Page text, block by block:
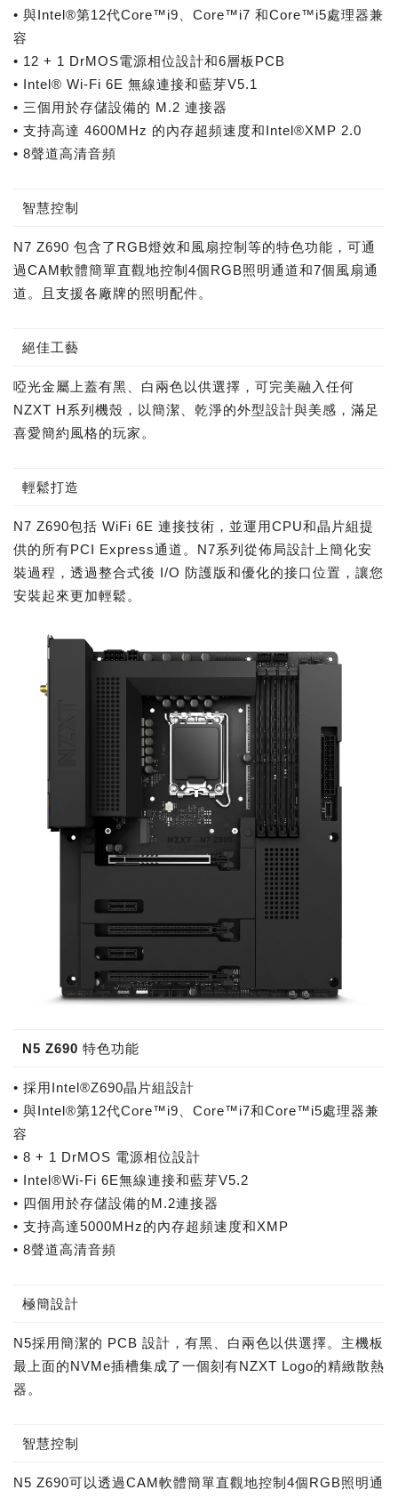
• 與Intel®第12代Core™i9、Core™i7 和Core™i5處理器兼
容
• 12 + 1 DrMOS電源相位設計和6層板PCB
• Intel® Wi-Fi 6E 無線連接和藍芽V5.1
• 三個用於存儲設備的 M.2 連接器
• 支持高達 4600MHz 的內存超頻速度和Intel®XMP 2.0
• 8聲道高清音頻
智慧控制
N7 Z690 包含了RGB燈效和風扇控制等的特色功能，可通
過CAM軟體簡單直觀地控制4個RGB照明通道和7個風扇通
道。且支援各廠牌的照明配件。
絕佳工藝
啞光金屬上蓋有黑、白兩色以供選擇，可完美融入任何
NZXT H系列機殼，以簡潔、乾淨的外型設計與美感，滿足
喜愛簡約風格的玩家。
輕鬆打造
N7 Z690包括 WiFi 6E 連接技術，並運用CPU和晶片組提
供的所有PCI Express通道。N7系列從佈局設計上簡化安
裝過程，透過整合式後 I/O 防護版和優化的接口位置，讓您
安裝起來更加輕鬆。
N5 Z690 特色功能
• 採用Intel®Z690晶片組設計
• 與Intel®第12代Core™i9、Core™i7和Core™i5處理器兼
容
• 8 + 1 DrMOS 電源相位設計
• Intel®Wi-Fi 6E無線連接和藍芽V5.2
• 四個用於存儲設備的M.2連接器
• 支持高達5000MHz的內存超頻速度和XMP
• 8聲道高清音頻
極簡設計
N5採用簡潔的 PCB 設計，有黑、白兩色以供選擇。主機板
最上面的NVMe插槽集成了一個刻有NZXT Logo的精緻散熱
器。
智慧控制
N5 Z690可以透過CAM軟體簡單直觀地控制4個RGB照明通